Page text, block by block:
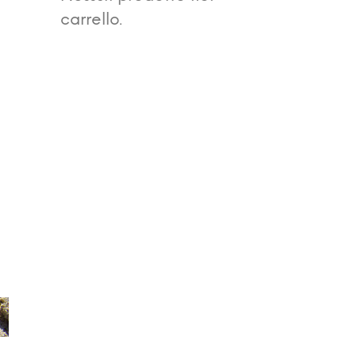
carrello.